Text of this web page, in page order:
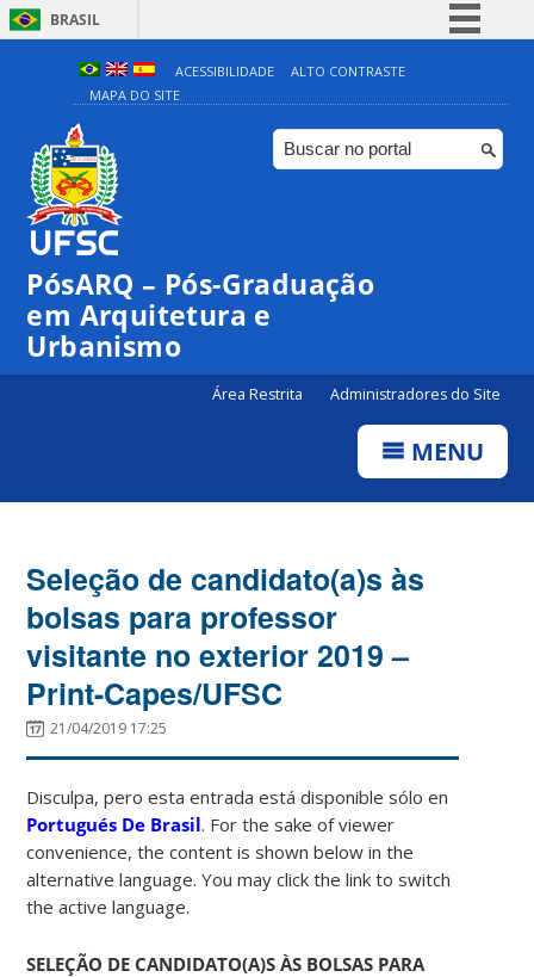
BRASIL
Simplifique!
Comunica BR
Participe
ACESSIBILIDADE
ALTO CONTRASTE
MAPA DO SITE
PósARQ – Pós-Graduação
em Arquitetura e
Urbanismo
Área Restrita Administradores do Site
MENU
Seleção de candidato(a)s às
bolsas para professor
visitante no exterior 2019 –
Print-Capes/UFSC
21/04/2019 17:25
Disculpa, pero esta entrada está disponible sólo en
Portugués De Brasil. For the sake of viewer
convenience, the content is shown below in the
alternative language. You may click the link to switch
the active language.
SELEÇÃO DE CANDIDATO(A)S ÀS BOLSAS PARA